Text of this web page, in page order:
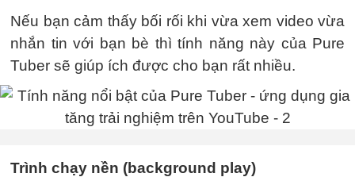
Nếu bạn cảm thấy bối rối khi vừa xem video vừa
nhắn tin với bạn bè thì tính năng này của Pure
Tuber sẽ giúp ích được cho bạn rất nhiều.
Trình chạy nền (background play)